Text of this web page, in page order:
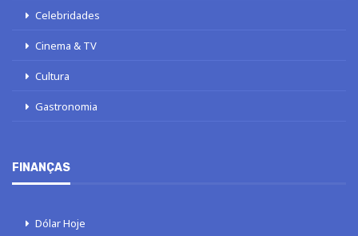
Celebridades
Cinema & TV
Cultura
Gastronomia
FINANÇAS
Dólar Hoje